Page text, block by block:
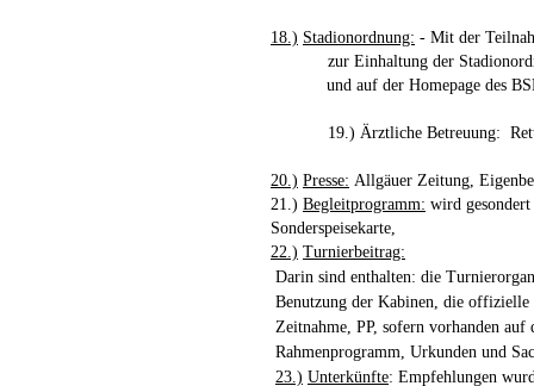
18.) Stadionordnung: - Mit der
zur Einhaltung der
und auf der Homepage des
19.) Ärztliche Betreuung:
20.) Presse: Allgäuer Zeitung,
21.) Begleitprogramm: wird
Sonderspeisekarte,
22.) Turnierbeitrag:
Darin sind enthalten: die
Benutzung der Kabinen, die
Zeitnahme, PP, sofern vorhanden
Rahmenprogramm, Urkunden und
23.) Unterkünfte: Empfehlungen